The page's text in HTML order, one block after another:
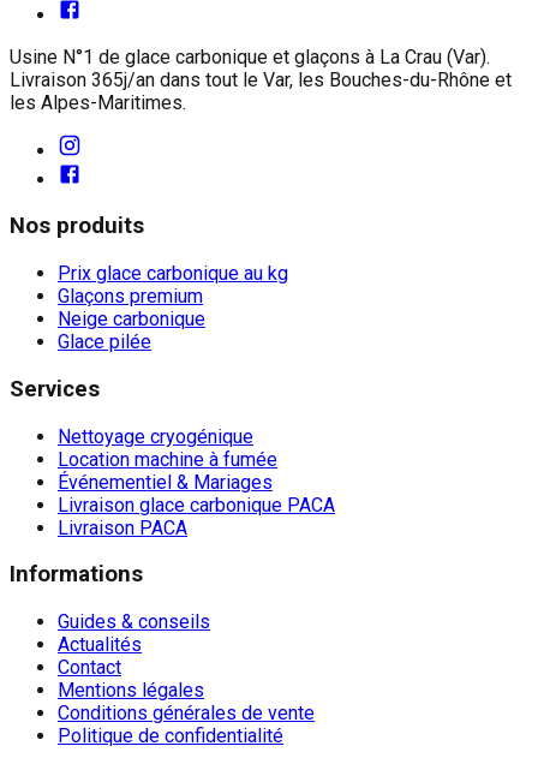
Usine N°1 de glace carbonique et glaçons à La Crau (Var).
Livraison 365j/an dans tout le Var, les Bouches-du-Rhône et
les Alpes-Maritimes.
Nos produits
Prix glace carbonique au kg
Glaçons premium
Neige carbonique
Glace pilée
Services
Nettoyage cryogénique
Location machine à fumée
Événementiel & Mariages
Livraison glace carbonique PACA
Livraison PACA
Informations
Guides & conseils
Actualités
Contact
Mentions légales
Conditions générales de vente
Politique de confidentialité